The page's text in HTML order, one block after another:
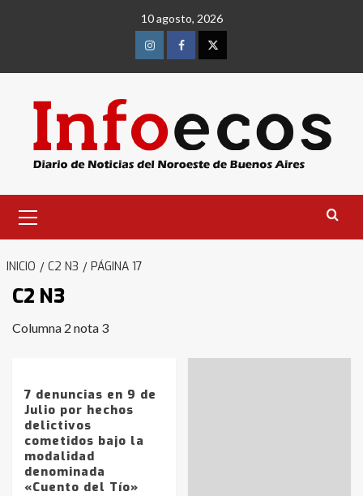
10 agosto, 2026
InstagramFacebookTwitter
primario
INICIO C2 N3 PÁGINA 17
C2 N3
Columna 2 nota 3
7 denuncias en 9 de
Julio por hechos
delictivos
cometidos bajo la
modalidad
denominada
«Cuento del Tío»